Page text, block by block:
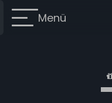
Menü